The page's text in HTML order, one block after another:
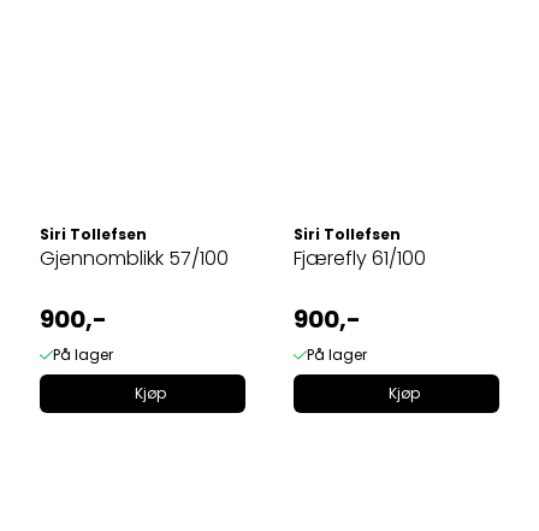
Siri Tollefsen
Gjennomblikk 57/100
900,-
På lager
Kjøp
Siri Tollefsen
Fjærefly 61/100
900,-
På lager
Kjøp